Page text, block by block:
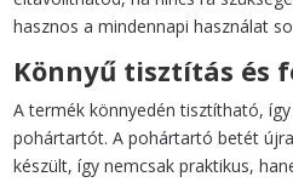
hasznos a mindennapi használat
Könnyű tisztítás és
A termék könnyedén tisztítható,
pohártartót. A pohártartó betét
készült, így nemcsak praktikus,